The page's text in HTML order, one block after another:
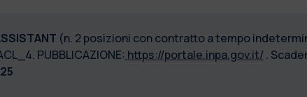
(n. 2 posizioni con contratto a tempo
PUBBLICAZIONE: https://portale.inpa.gov.it/ .